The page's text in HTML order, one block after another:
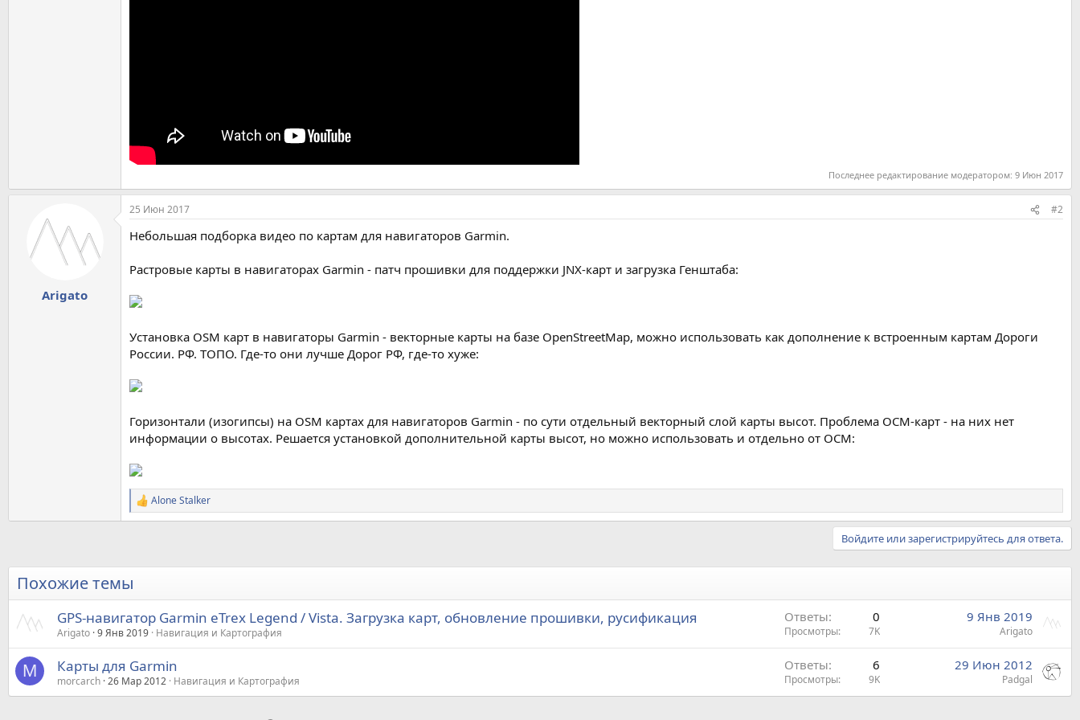
Последнее редактирование модератором: 9 Июн 2017
Arigato
25 Июн 2017 #2
Небольшая подборка видео по картам для навигаторов Garmin.
Растровые карты в навигаторах Garmin - патч прошивки для поддержки JNX-карт и загрузка Генштаба:
Установка OSM карт в навигаторы Garmin - векторные карты на базе OpenStreetMap, можно использовать как дополнение к встроенным картам Дороги
России. РФ. ТОПО. Где-то они лучше Дорог РФ, где-то хуже:
Горизонтали (изогипсы) на OSM картах для навигаторов Garmin - по сути отдельный векторный слой карты высот. Проблема ОСМ-карт - на них нет
информации о высотах. Решается установкой дополнительной карты высот, но можно использовать и отдельно от ОСМ:
Р
е
и
Alone Stalker
Войдите или зарегистрируйтесь для ответа.
Похожие темы
GPS-навигатор Garmin eTrex Legend / Vista. Загрузка карт, обновление прошивки, русификация
Arigato 9 Янв 2019 Навигация и Картография
Ответы 0
Просмотры 7K
9 Янв 2019
Arigato
M Карты для Garmin
morcarch 26 Мар 2012 Навигация и Картография
Ответы 6
Просмотры 9K
29 Июн 2012
Padgal